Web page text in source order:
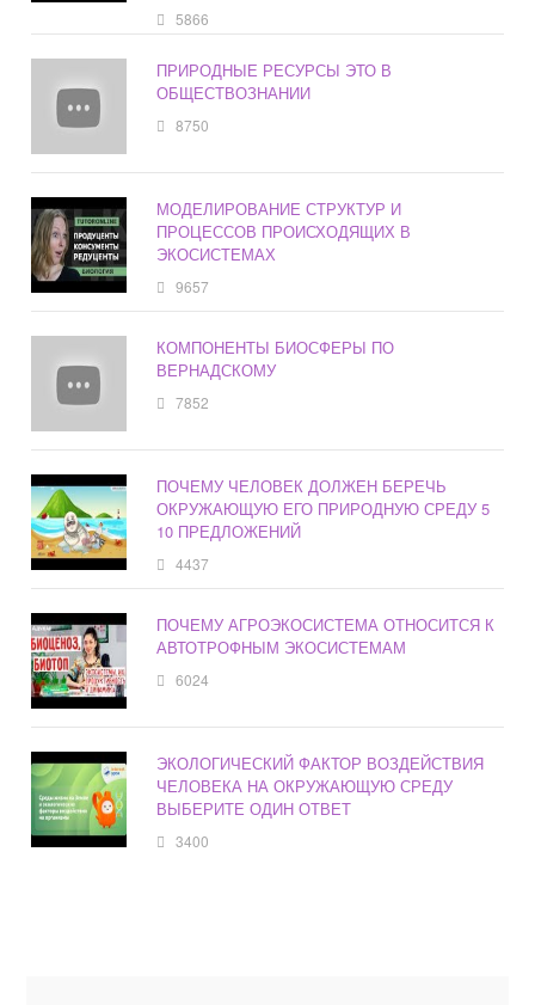
5866
ПРИРОДНЫЕ РЕСУРСЫ ЭТО В
ОБЩЕСТВОЗНАНИИ
8750
МОДЕЛИРОВАНИЕ СТРУКТУР И
ПРОЦЕССОВ ПРОИСХОДЯЩИХ В
ЭКОСИСТЕМАХ
9657
КОМПОНЕНТЫ БИОСФЕРЫ ПО
ВЕРНАДСКОМУ
7852
ПОЧЕМУ ЧЕЛОВЕК ДОЛЖЕН БЕРЕЧЬ
ОКРУЖАЮЩУЮ ЕГО ПРИРОДНУЮ СРЕДУ 5
10 ПРЕДЛОЖЕНИЙ
4437
ПОЧЕМУ АГРОЭКОСИСТЕМА ОТНОСИТСЯ К
АВТОТРОФНЫМ ЭКОСИСТЕМАМ
6024
ЭКОЛОГИЧЕСКИЙ ФАКТОР ВОЗДЕЙСТВИЯ
ЧЕЛОВЕКА НА ОКРУЖАЮЩУЮ СРЕДУ
ВЫБЕРИТЕ ОДИН ОТВЕТ
3400